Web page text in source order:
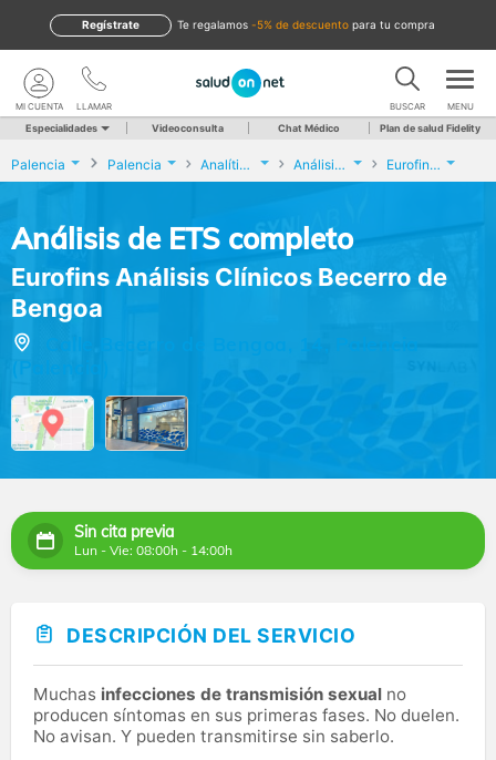
te regalamos -5% de descuento para tu compra
Regístrate
LLAMAR
MI CUENTA BUSCAR MENU
Especialidades Videoconsulta Chat Médico Plan de salud Fidelity
Palencia Palencia Analíticas y Genética Análisis de ETS completo Eurofins Análisis Clínicos Becerro de Bengoa
Análisis de ETS completo
Eurofins Análisis Clínicos Becerro de
Bengoa
(Palencia)
Sin cita previa
Lun - Vie: 08:00h - 14:00h
DESCRIPCIÓN DEL SERVICIO
Muchas infecciones de transmisión sexual no
producen síntomas en sus primeras fases. No duelen.
No avisan. Y pueden transmitirse sin saberlo.